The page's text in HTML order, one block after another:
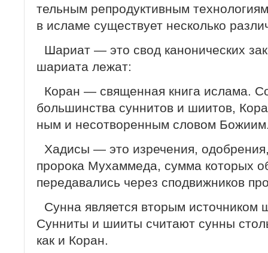
тельным репродуктивным
в исламе существует несколько
Шариат — это свод канонических
шариата лежат:
Коран — священная книга ислама.
большинства суннитов и шиитов,
ным и несотворенным словом
Хадисы — это изречения,
пророка Мухаммеда, сумма которых
передавались через сподвижников
Сунна является вторым источником
Сунниты и шииты считают сунны
как и Коран.